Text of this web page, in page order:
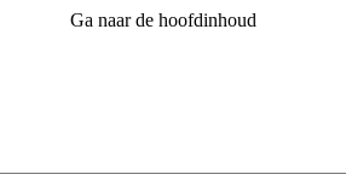
Ga naar de hoofdinhoud